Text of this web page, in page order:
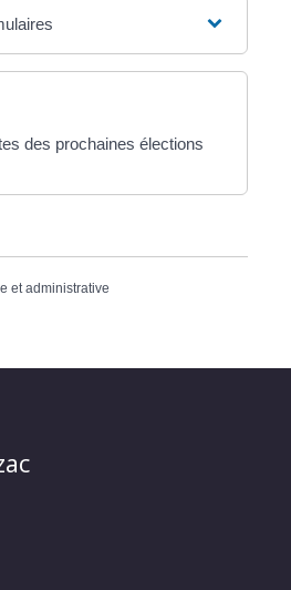
des prochaines élections
et administrative